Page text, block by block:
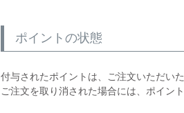
ポイントの状態
付与されたポイントは、ご注文いただい
ご注文を取り消された場合には、ポイン